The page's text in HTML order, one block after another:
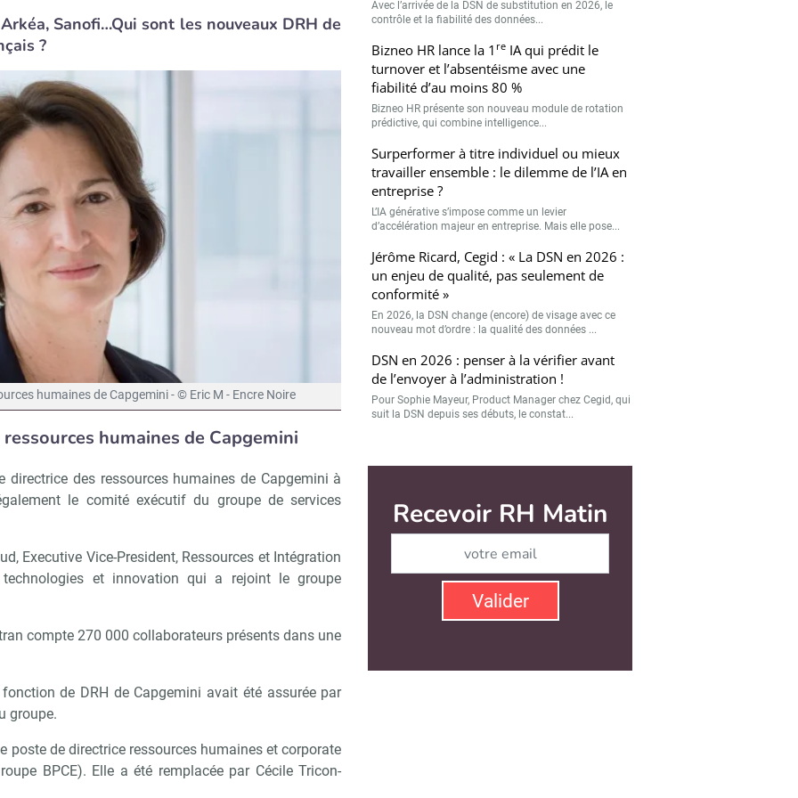
Sanofi…Qui sont les nouveaux DRH de
?
humaines de Capgemini - © Eric M - Encre Noire
humaines de Capgemini
directrice des ressources humaines de Capgemini à
le comité exécutif du groupe de services
Executive Vice-President, Ressources et Intégration
technologies et innovation qui a rejoint le groupe
compte 270 000 collaborateurs présents dans une
de DRH de Capgemini avait été assurée par
groupe.
poste de directrice ressources humaines et corporate
BPCE). Elle a été remplacée par Cécile Tricon-
Avec l’arrivée de la DSN de substitution en 2026, le
contrôle et la fiabilité des données...
Bizneo HR lance la 1 reIA qui prédit le
turnover et l’absentéisme avec une
fiabilité d’au moins 80 %
Bizneo HR présente son nouveau module de rotation
prédictive, qui combine intelligence...
Surperformer à titre individuel ou mieux
travailler ensemble : le dilemme de l’IA en
entreprise ?
L’IA générative s’impose comme un levier
d’accélération majeur en entreprise. Mais elle pose...
Jérôme Ricard, Cegid : « La DSN en 2026 :
un enjeu de qualité, pas seulement de
conformité »
En 2026, la DSN change (encore) de visage avec ce
nouveau mot d’ordre : la qualité des données ...
DSN en 2026 : penser à la vérifier avant
de l’envoyer à l’administration !
Pour Sophie Mayeur, Product Manager chez Cegid, qui
suit la DSN depuis ses débuts, le constat...